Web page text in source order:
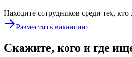
Находите сотрудников среди тех,
Разместить вакансию
Скажите, кого и где